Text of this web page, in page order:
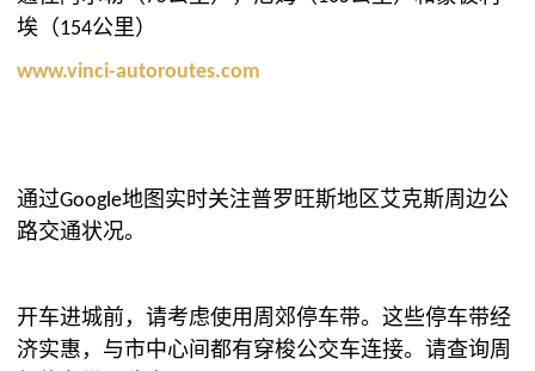
埃（154公里）
www.vinci-autoroutes.com
通过Google地图实时关注普罗旺斯地区艾克斯周边公
路交通状况。
开车进城前，请考虑使用周郊停车带。这些停车带经
济实惠，与市中心间都有穿梭公交车连接。 请查询周